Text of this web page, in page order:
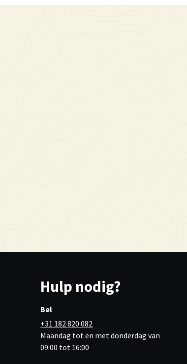
Hulp nodig?
Bel
+31 182 820 082
Maandag tot en met donderdag van
09:00 tot 16:00